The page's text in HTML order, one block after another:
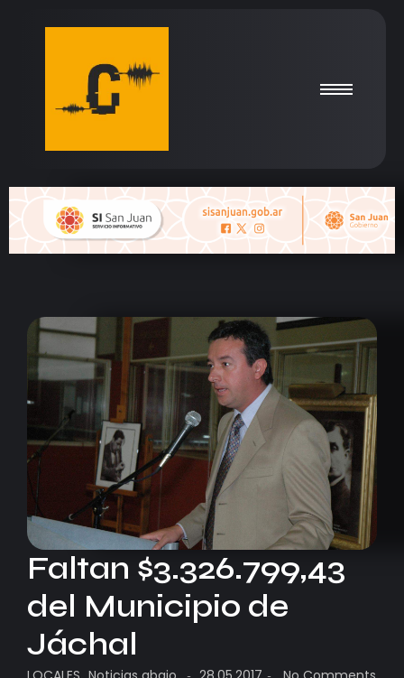
Faltan $3.326.799,43
del Municipio de
Jáchal